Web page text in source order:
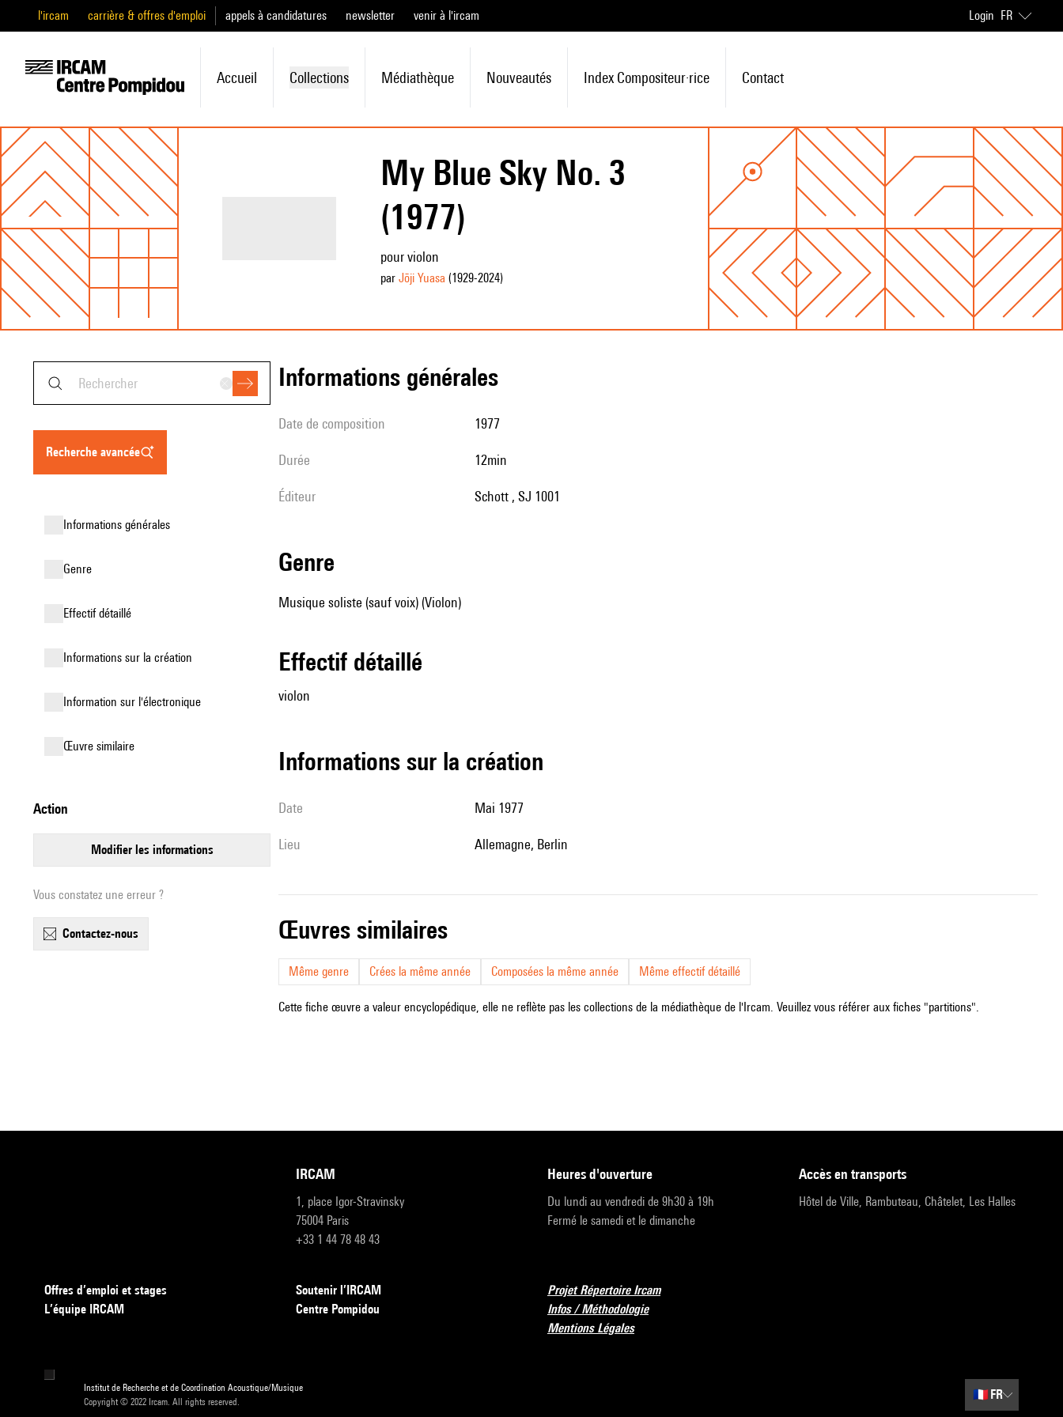
l'ircam carrière & offres d'emploi appels à candidatures newsletter venir à l'ircam Login FR
Accueil Collections Médiathèque Nouveautés Index Compositeur·rice Contact
My Blue Sky No. 3
(1977)
pour violon
par Jōji Yuasa (1929-2024)
recherche avancée
informations générales
genre
effectif détaillé
informations sur la création
Information sur l'électronique
œuvre similaire
action
modifier les informations
Vous constatez une erreur ?
contactez-nous
informations générales
date de composition 1977
durée 12min
éditeur Schott , SJ 1001
genre
Musique soliste (sauf voix) (Violon)
effectif détaillé
violon
informations sur la création
date Mai 1977
lieu Allemagne, Berlin
œuvres similaires
Même genre Crées la même année Composées la même année Même effectif détaillé
Cette fiche œuvre a valeur encyclopédique, elle ne reflète pas les collections de la médiathèque de l'Ircam. Veuillez vous référer aux fiches "partitions".
IRCAM
1, place Igor-Stravinsky
75004 Paris
+33 1 44 78 48 43
heures d'ouverture
Du lundi au vendredi de 9h30 à 19h
Fermé le samedi et le dimanche
accès en transports
Hôtel de Ville, Rambuteau, Châtelet, Les Halles
Offres d’emploi et stages
L’équipe IRCAM
Soutenir l’IRCAM
Centre Pompidou
Projet Répertoire Ircam
Infos / Méthodologie
Mentions Légales
Institut de Recherche et de Coordination Acoustique/Musique
Copyright © 2022 Ircam. All rights reserved.
🇫🇷 FR